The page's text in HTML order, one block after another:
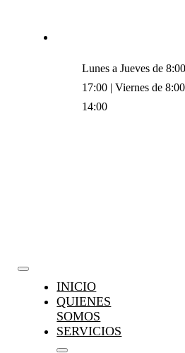
contenido
Lunes a Jueves de
17:00 | Viernes de
14:00
Toggle
Navigation
INICIO
QUIENES
SOMOS
SERVICIOS